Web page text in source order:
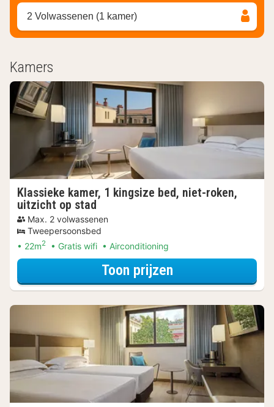
2 Volwassenen (1 kamer)
Kamers
Klassieke kamer, 1 kingsize bed, niet-roken,
uitzicht op stad
Max. 2 volwassenen
Tweepersoonsbed
22m2 Gratis wifi Airconditioning
Toon prijzenvoor Beleef de